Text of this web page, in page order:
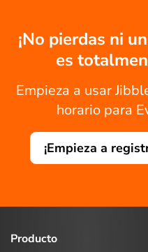
¡No pierdas ni
es
Empieza a usar
horario para
¡Empieza a
Producto